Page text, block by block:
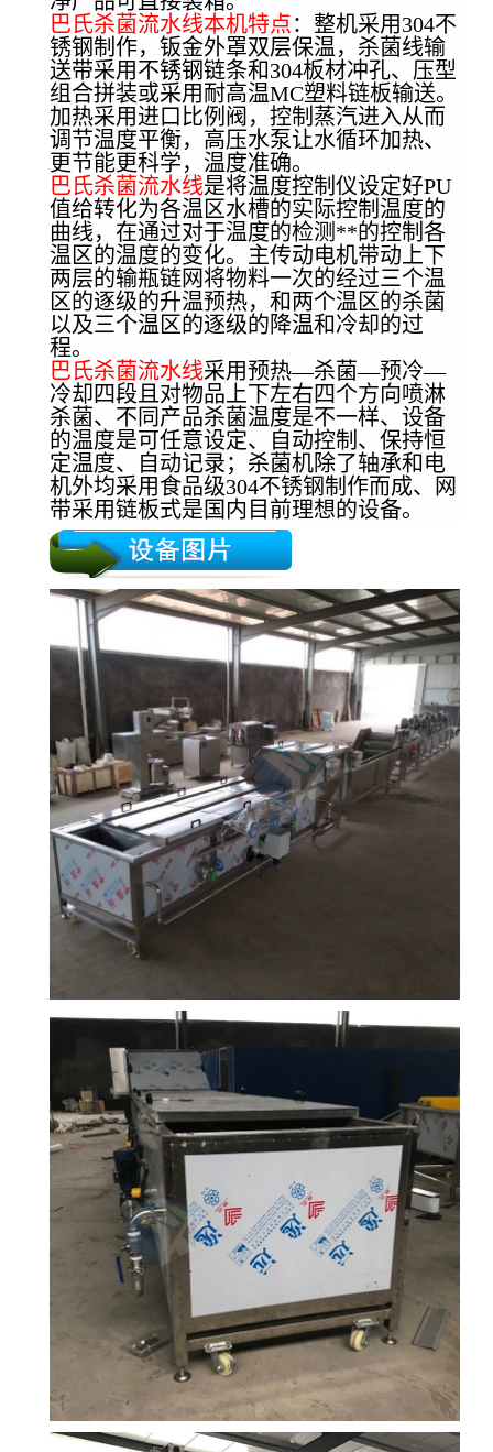
巴氏杀菌流水线本机特点：整机采用304不
锈钢制作，钣金外罩双层保温，杀菌线输
送带采用不锈钢链条和304板材冲孔、压型
组合拼装或采用耐高温MC塑料链板输送。
加热采用进口比例阀，控制蒸汽进入从而
调节温度平衡，高压水泵让水循环加热、
更节能更科学，温度准确。
巴氏杀菌流水线是将温度控制仪设定好PU
值给转化为各温区水槽的实际控制温度的
曲线，在通过对于温度的检测**的控制各
温区的温度的变化。主传动电机带动上下
两层的输瓶链网将物料一次的经过三个温
区的逐级的升温预热，和两个温区的杀菌
以及三个温区的逐级的降温和冷却的过
程。
巴氏杀菌流水线采用预热—杀菌—预冷—
冷却四段且对物品上下左右四个方向喷淋
杀菌、不同产品杀菌温度是不一样、设备
的温度是可任意设定、自动控制、保持恒
定温度、自动记录；杀菌机除了轴承和电
机外均采用食品级304不锈钢制作而成、网
带采用链板式是国内目前理想的设备。